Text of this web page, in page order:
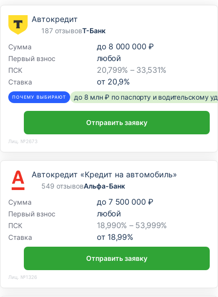
Автокредит
187 отзывовТ-Банк
Сумма
до 8 000 000 ₽
Первый взнос любой
ПСК 20,799% – 33,531%
Ставка от 20,9%
ПОЧЕМУ ВЫБИРАЮТ до 8 млн ₽ по паспорту и водительскому
Отправить заявку
Лиц. №2673
Автокредит «Кредит на автомобиль»
549 отзывовАльфа-Банк
Сумма
до 7 500 000 ₽
Первый взнос любой
ПСК 18,990% – 53,999%
Ставка от 18,99%
Отправить заявку
Лиц. №1326